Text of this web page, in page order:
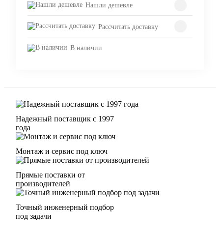
Нашли дешевле
Рассчитать доставку
В наличии
Надежный поставщик с 1997
года
Монтаж и сервис под ключ
Прямые поставки от
производителей
Точный инженерный подбор
под задачи